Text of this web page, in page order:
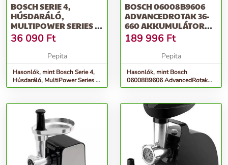
BOSCH SERIE 4,
HÚSDARÁLÓ,
MULTIPOWER SERIES 4,
1900 W, FEHÉR, FEH...
36 090 Ft
Pepita
Hasonlók, mint Bosch Serie 4,
Húsdaráló, MultiPower Series 4,
1900 W, Fehér, Feh...
BOSCH 06008B9606
ADVANCEDROTAK 36-
660 AKKUMULÁTOROS
FŰNYÍRÓ, ZÖLD-
FEKETE
189 996 Ft
Pepita
Hasonlók, mint Bosch
06008B9606 AdvancedRotak
36-660 Akkumulátoros Fűnyíró,